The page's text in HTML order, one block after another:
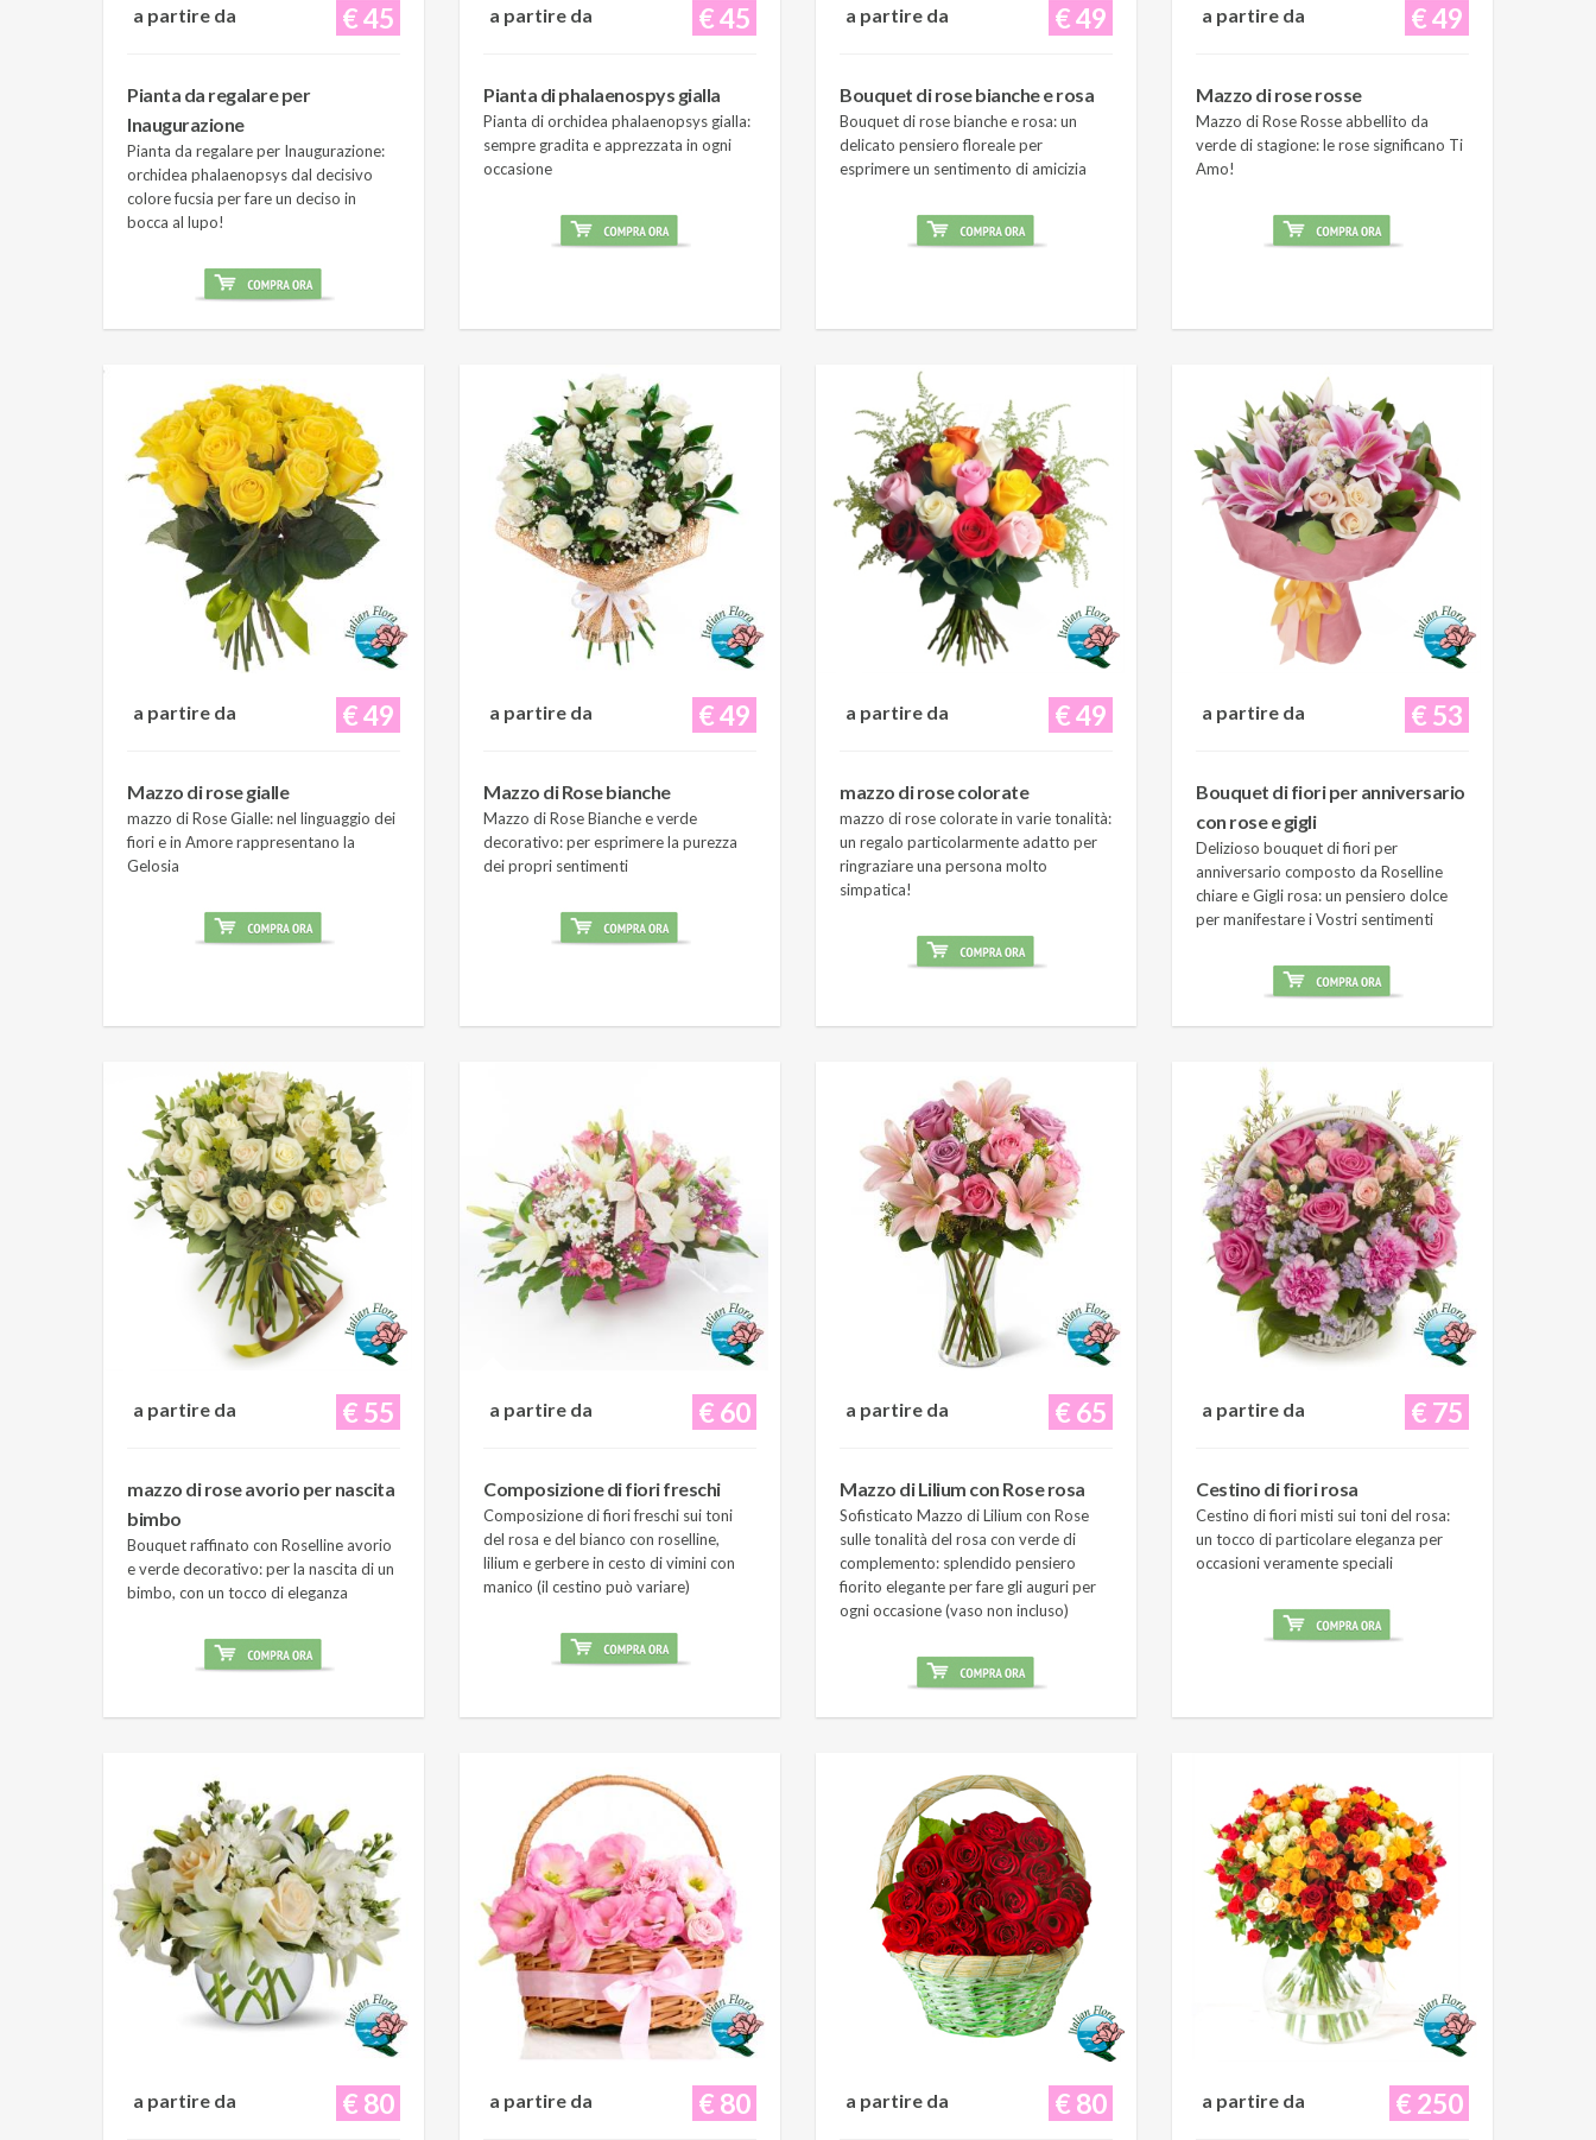
€ 45
a partire da
Pianta da regalare per
Inaugurazione
Pianta da regalare per Inaugurazione:
orchidea phalaenopsys dal decisivo
colore fucsia per fare un deciso in
bocca al lupo!
€ 45
a partire da
Pianta di phalaenospys gialla
Pianta di orchidea phalaenopsys gialla:
sempre gradita e apprezzata in ogni
occasione
€ 49
a partire da
Bouquet di rose bianche e rosa
Bouquet di rose bianche e rosa: un
delicato pensiero floreale per
esprimere un sentimento di amicizia
€ 49
a partire da
Mazzo di rose rosse
Mazzo di Rose Rosse abbellito da
verde di stagione: le rose significano Ti
Amo!
€ 49
a partire da
Mazzo di rose gialle
mazzo di Rose Gialle: nel linguaggio dei
fiori e in Amore rappresentano la
Gelosia
€ 49
a partire da
Mazzo di Rose bianche
Mazzo di Rose Bianche e verde
decorativo: per esprimere la purezza
dei propri sentimenti
€ 49
a partire da
mazzo di rose colorate
mazzo di rose colorate in varie tonalità:
un regalo particolarmente adatto per
ringraziare una persona molto
simpatica!
€ 53
a partire da
Bouquet di fiori per anniversario
con rose e gigli
Delizioso bouquet di fiori per
anniversario composto da Roselline
chiare e Gigli rosa: un pensiero dolce
per manifestare i Vostri sentimenti
€ 55
a partire da
mazzo di rose avorio per nascita
bimbo
Bouquet raffinato con Roselline avorio
e verde decorativo: per la nascita di un
bimbo, con un tocco di eleganza
€ 60
a partire da
Composizione di fiori freschi
Composizione di fiori freschi sui toni
del rosa e del bianco con roselline,
lilium e gerbere in cesto di vimini con
manico (il cestino può variare)
€ 65
a partire da
Mazzo di Lilium con Rose rosa
Sofisticato Mazzo di Lilium con Rose
sulle tonalità del rosa con verde di
complemento: splendido pensiero
fiorito elegante per fare gli auguri per
ogni occasione (vaso non incluso)
€ 75
a partire da
Cestino di fiori rosa
Cestino di fiori misti sui toni del rosa:
un tocco di particolare eleganza per
occasioni veramente speciali
€ 80
a partire da € 80
a partire da € 80
a partire da € 250
a partire da